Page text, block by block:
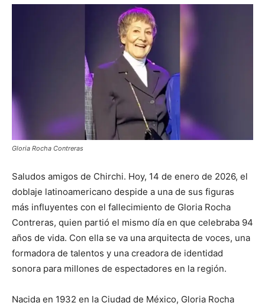
Gloria Rocha Contreras
Saludos amigos de Chirchi. Hoy, 14 de enero de 2026, el
doblaje latinoamericano despide a una de sus figuras
más influyentes con el fallecimiento de Gloria Rocha
Contreras, quien partió el mismo día en que celebraba 94
años de vida. Con ella se va una arquitecta de voces, una
formadora de talentos y una creadora de identidad
sonora para millones de espectadores en la región.
Nacida en 1932 en la Ciudad de México, Gloria Rocha